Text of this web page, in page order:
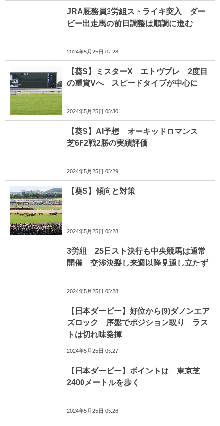
JRA厩務員3労組ストライキ突入 ダー
ビー出走馬の前日調整は順調に進む
2024年5月25日 07:28
【葵S】ミスターX エトヴプレ 2度目
の重賞Vへ スピードタイプが中心に
2024年5月25日 05:30
【葵S】AI予想 オーキッドロマンス
芝6F2戦2勝の実績評価
2024年5月25日 05:29
【葵S】傾向と対策
2024年5月25日 05:28
3労組 25日スト決行も中央競馬は通常
開催 交渉決裂し来週以降見通し立たず
2024年5月25日 05:28
【日本ダービー】好位から(9)ダノンエア
ズロック 序盤でポジション取り ラス
トは切れ味発揮
2024年5月25日 05:27
【日本ダービー】ポイントは…東京芝
2400メートルを歩く
2024年5月25日 05:26